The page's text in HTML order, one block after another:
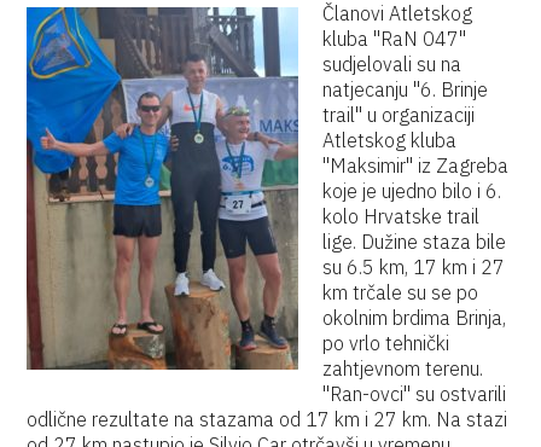
Članovi Atletskog
kluba "RaN 047"
sudjelovali su na
natjecanju "6. Brinje
trail" u organizaciji
Atletskog kluba
"Maksimir" iz Zagreba
koje je ujedno bilo i 6.
kolo Hrvatske trail
lige. Dužine staza bile
su 6.5 km, 17 km i 27
km trčale su se po
okolnim brdima Brinja,
po vrlo tehnički
zahtjevnom terenu.
"Ran-ovci" su ostvarili
odlične rezultate na stazama od 17 km i 27 km. Na stazi